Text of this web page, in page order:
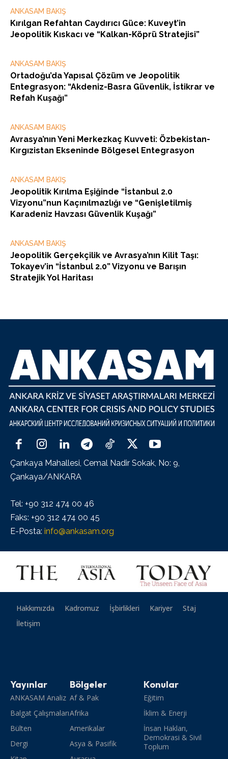
ANKASAM BAKIŞ
Kırılgan Refahtan Caydırıcı Güce: Kuveyt’in
Jeopolitik Kıskacı ve “Kalkan-Köprü Stratejisi”
ANKASAM BAKIŞ
Ortadoğu’da Yapısal Çözüm ve Jeopolitik
Entegrasyon: “Akdeniz-Basra Güvenlik, İstikrar ve
Refah Kuşağı”
ANKASAM BAKIŞ
Avrasya’nın Yeni Merkezkaç Kuvveti: Özbekistan-
Kırgızistan Ekseninde Bölgesel Entegrasyon
ANKASAM BAKIŞ
Jeopolitik Kırılma Eşiğinde “İstanbul 2.0
Vizyonu”nun Kaçınılmazlığı ve “Genişletilmiş
Karadeniz Havzası Güvenlik Kuşağı”
ANKASAM BAKIŞ
Jeopolitik Gerçekçilik ve Avrasya’nın Kilit Taşı:
Tokayev’in “İstanbul 2.0” Vizyonu ve Barışın
Stratejik Yol Haritası
Çankaya Mahallesi, Cemal Nadir Sokak, No: 9,
Çankaya/ANKARA
Tel: +90 312 474 00 46
Faks: +90 312 474 00 45
E-Posta: info@ankasam.org
Hakkımızda Kadromuz İşbirlikleri Kariyer
Staj
İletişim
Yayınlar
ANKASAM Analiz
Balgat Çalışmaları
Bülten
Dergi
Bölgeler
Af & Pak
Afrika
Amerikalar
Asya & Pasifik
Konular
Eğitim
İklim & Enerji
İnsan Hakları,
Demokrasi & Sivil
Toplum